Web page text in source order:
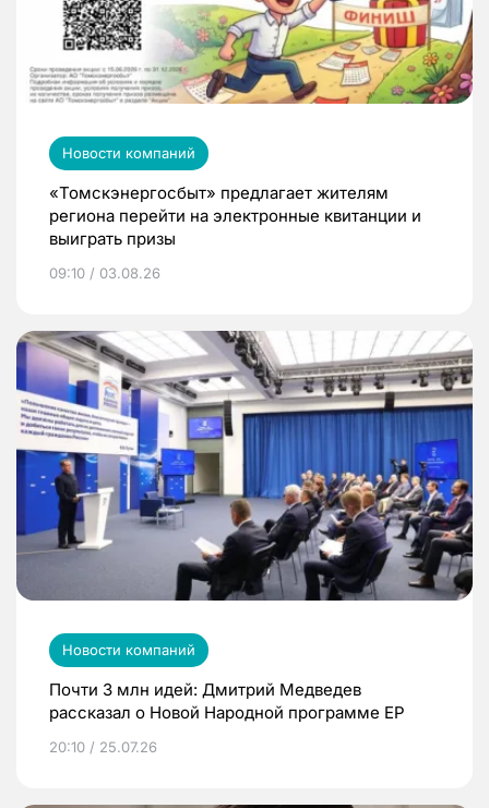
Новости компаний
«Томскэнергосбыт» предлагает жителям
региона перейти на электронные квитанции и
выиграть призы
09:10 / 03.08.26
Новости компаний
Почти 3 млн идей: Дмитрий Медведев
рассказал о Новой Народной программе ЕР
20:10 / 25.07.26